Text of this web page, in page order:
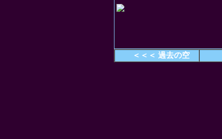
＜＜＜ 過去の空